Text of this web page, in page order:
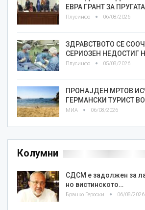
ЕВРА ГРАНТ ЗА
Плусинфо 06/08/2026
ЗДРАВСТВОТО СЕ
СЕРИОЗЕН НЕДОСТИГ
Плусинфо 05/08/2026
ПРОНАЈДЕН МРТОВ
ГЕРМАНСКИ ТУРИСТ
МИА 06/08/2026
Колумни
СДСМ е задолжен за
но вистинското…
Бранко Героски 06/08/2026